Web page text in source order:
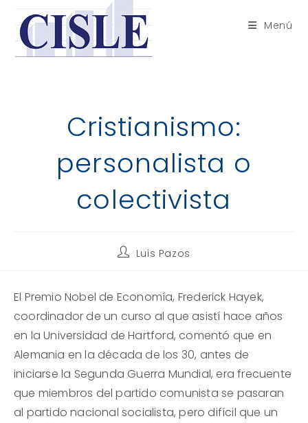
contenido
Menú
Cristianismo:
personalista o
colectivista
Autor
entrada:
Luis Pazos
El Premio Nobel de Economía, Frederick Hayek,
coordinador de un curso al que asistí hace años
en la Universidad de Hartford, comentó que en
Alemania en la década de los 30, antes de
iniciarse la Segunda Guerra Mundial, era frecuente
que miembros del partido comunista se pasaran
al partido nacional socialista, pero difícil que un